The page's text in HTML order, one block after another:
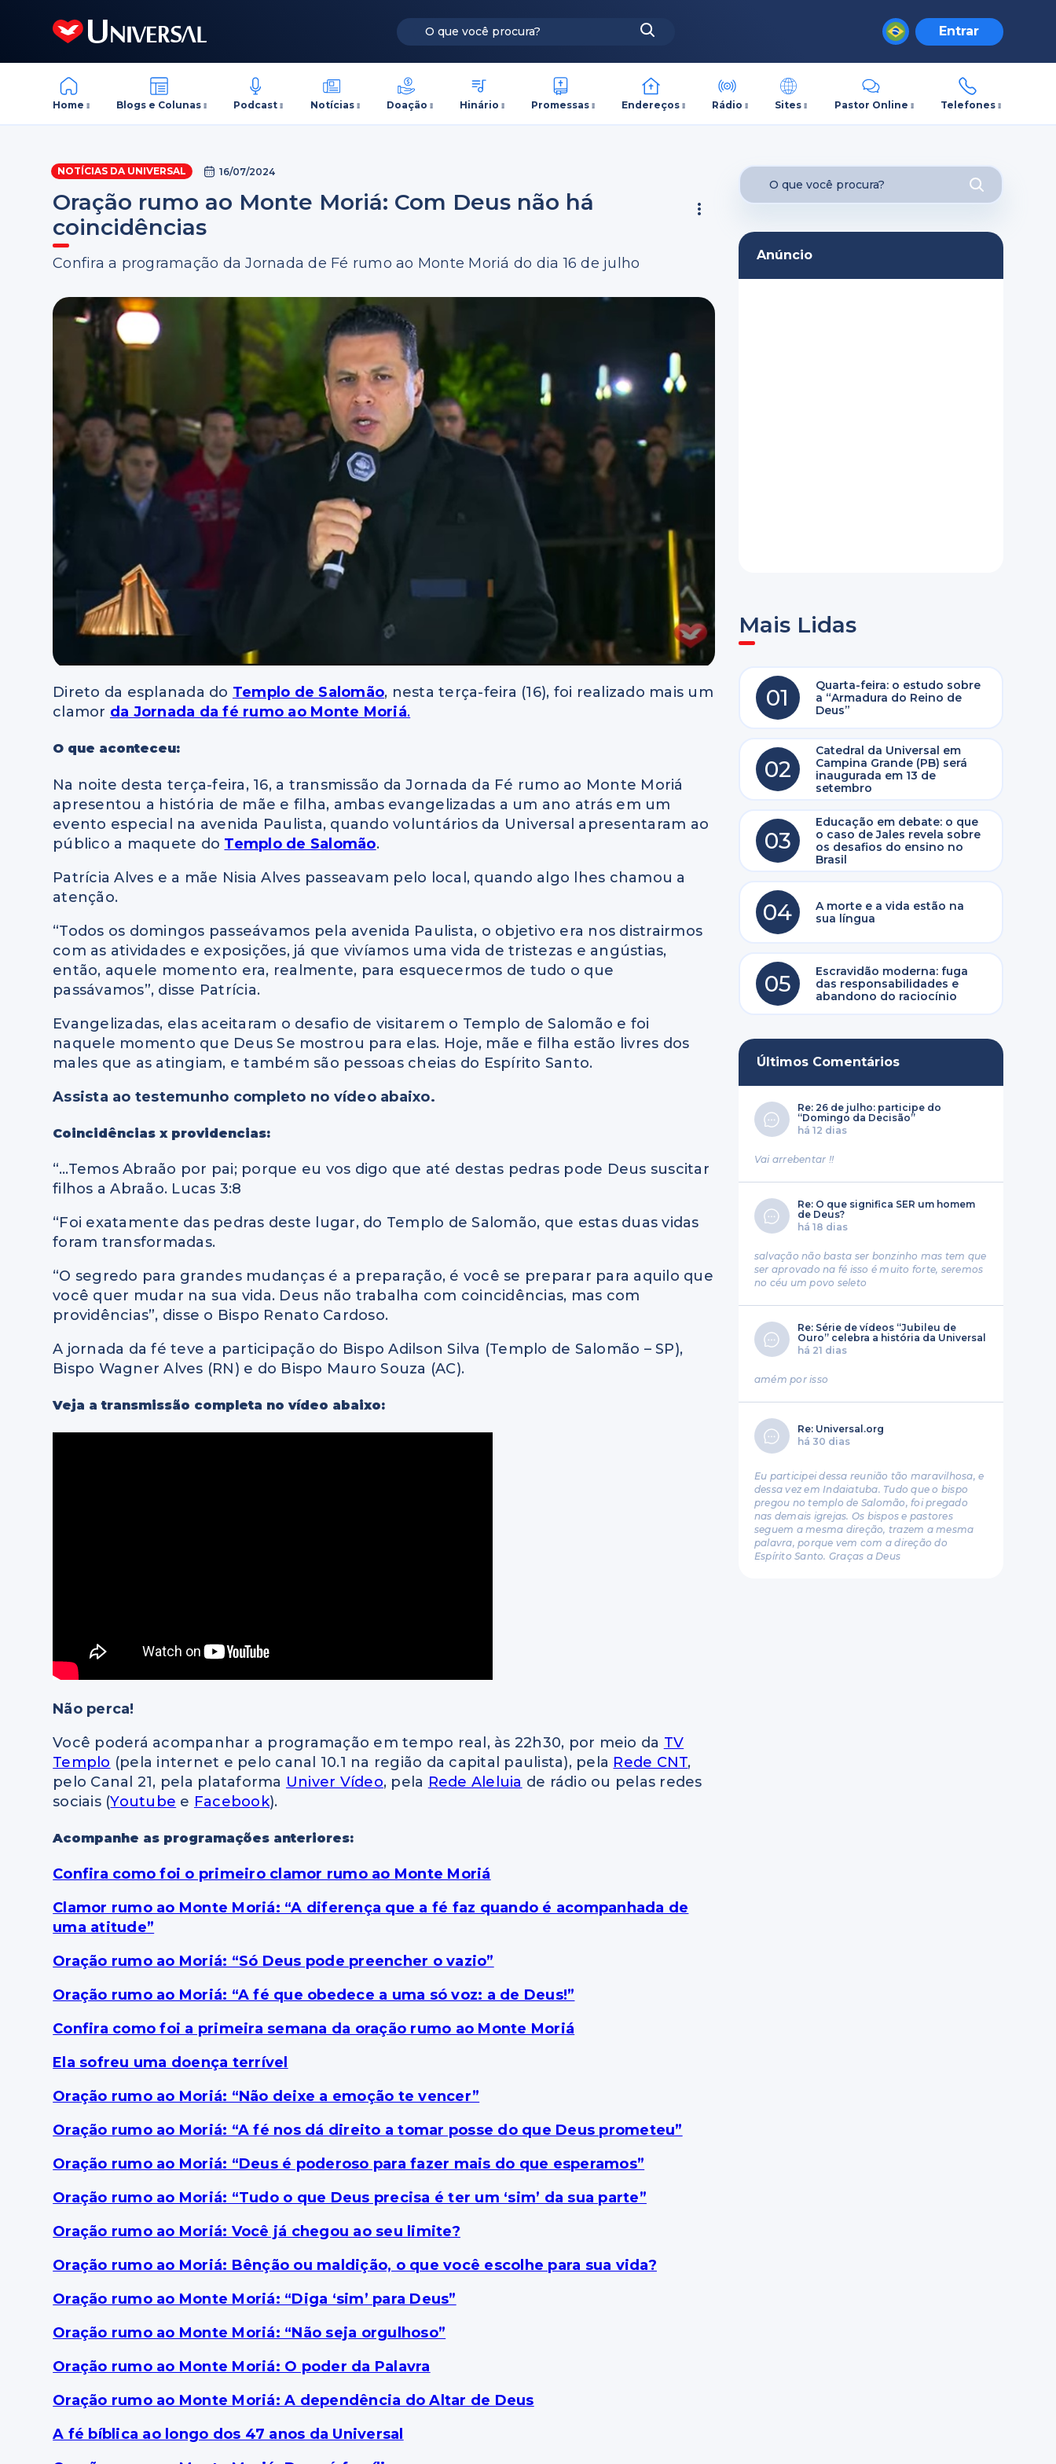
Entrar
Home Blogs e Colunas Podcast Notícias Doação Hinário Promessas Endereços Rádio Sites Pastor Online Telefones
NOTÍCIAS DA UNIVERSAL 16/07/2024
Oração rumo ao Monte Moriá: Com Deus não há
coincidências
Confira a programação da Jornada de Fé rumo ao Monte Moriá do dia 16 de julho
Direto da esplanada do Templo de Salomão, nesta terça-feira (16), foi realizado mais um
clamor da Jornada da fé rumo ao Monte Moriá.
O que aconteceu:
Na noite desta terça-feira, 16, a transmissão da Jornada da Fé rumo ao Monte Moriá
apresentou a história de mãe e filha, ambas evangelizadas a um ano atrás em um
evento especial na avenida Paulista, quando voluntários da Universal apresentaram ao
público a maquete do Templo de Salomão.
Patrícia Alves e a mãe Nisia Alves passeavam pelo local, quando algo lhes chamou a
atenção.
“Todos os domingos passeávamos pela avenida Paulista, o objetivo era nos distrairmos
com as atividades e exposições, já que vivíamos uma vida de tristezas e angústias,
então, aquele momento era, realmente, para esquecermos de tudo o que
passávamos”, disse Patrícia.
Evangelizadas, elas aceitaram o desafio de visitarem o Templo de Salomão e foi
naquele momento que Deus Se mostrou para elas. Hoje, mãe e filha estão livres dos
males que as atingiam, e também são pessoas cheias do Espírito Santo.
Assista ao testemunho completo no vídeo abaixo.
Coincidências x providencias:
“…Temos Abraão por pai; porque eu vos digo que até destas pedras pode Deus suscitar
filhos a Abraão. Lucas 3:8
“Foi exatamente das pedras deste lugar, do Templo de Salomão, que estas duas vidas
foram transformadas.
“O segredo para grandes mudanças é a preparação, é você se preparar para aquilo que
você quer mudar na sua vida. Deus não trabalha com coincidências, mas com
providências”, disse o Bispo Renato Cardoso.
A jornada da fé teve a participação do Bispo Adilson Silva (Templo de Salomão – SP),
Bispo Wagner Alves (RN) e do Bispo Mauro Souza (AC).
Veja a transmissão completa no vídeo abaixo:
Não perca!
Você poderá acompanhar a programação em tempo real, às 22h30, por meio da TV
Templo (pela internet e pelo canal 10.1 na região da capital paulista), pela Rede CNT,
pelo Canal 21, pela plataforma Univer Vídeo, pela Rede Aleluia de rádio ou pelas redes
sociais (Youtube e Facebook).
Acompanhe as programações anteriores:
Confira como foi o primeiro clamor rumo ao Monte Moriá
Clamor rumo ao Monte Moriá: “A diferença que a fé faz quando é acompanhada de
uma atitude”
Oração rumo ao Moriá: “Só Deus pode preencher o vazio”
Oração rumo ao Moriá: “A fé que obedece a uma só voz: a de Deus!”
Confira como foi a primeira semana da oração rumo ao Monte Moriá
Ela sofreu uma doença terrível
Oração rumo ao Moriá: “Não deixe a emoção te vencer”
Oração rumo ao Moriá: “A fé nos dá direito a tomar posse do que Deus prometeu”
Oração rumo ao Moriá: “Deus é poderoso para fazer mais do que esperamos”
Oração rumo ao Moriá: “Tudo o que Deus precisa é ter um ‘sim’ da sua parte”
Oração rumo ao Moriá: Você já chegou ao seu limite?
Oração rumo ao Moriá: Bênção ou maldição, o que você escolhe para sua vida?
Oração rumo ao Monte Moriá: “Diga ‘sim’ para Deus”
Oração rumo ao Monte Moriá: “Não seja orgulhoso”
Oração rumo ao Monte Moriá: O poder da Palavra
Oração rumo ao Monte Moriá: A dependência do Altar de Deus
A fé bíblica ao longo dos 47 anos da Universal
Anúncio
Mais Lidas
01
Quarta-feira: o estudo sobre
a “Armadura do Reino de
Deus”
02
Catedral da Universal em
Campina Grande (PB) será
inaugurada em 13 de
setembro
03
Educação em debate: o que
o caso de Jales revela sobre
os desafios do ensino no
Brasil
04
A morte e a vida estão na
sua língua
05
Escravidão moderna: fuga
das responsabilidades e
abandono do raciocínio
Últimos Comentários
Re: 26 de julho: participe do
“Domingo da Decisão”
há 12 dias
Vai arrebentar !!
Re: O que significa SER um homem
de Deus?
há 18 dias
salvação não basta ser bonzinho mas tem que
ser aprovado na fé isso é muito forte, seremos
no céu um povo seleto
Re: Série de vídeos “Jubileu de
Ouro” celebra a história da Universal
há 21 dias
amém por isso
Re: Universal.org
há 30 dias
Eu participei dessa reunião tão maravilhosa, e
dessa vez em Indaiatuba. Tudo que o bispo
pregou no templo de Salomão, foi pregado
nas demais igrejas. Os bispos e pastores
seguem a mesma direção, trazem a mesma
palavra, porque vem com a direção do
Espírito Santo. Graças a Deus